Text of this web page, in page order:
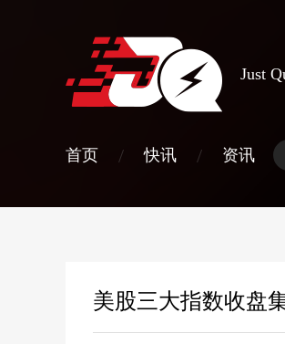
Just
首页 / 快讯 / 资讯
美股三大指数收盘